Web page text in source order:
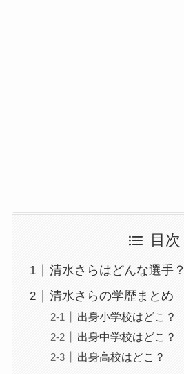
目次
清水さらはどんな選手？
清水さらの学歴まとめ
出身小学校はどこ？
出身中学校はどこ？
出身高校はどこ？